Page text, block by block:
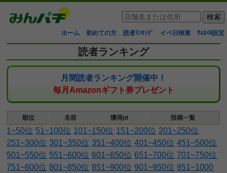
ホーム 初めての方 読者ﾗﾝｷﾝｸﾞ イベ日検索 ｻﾑﾈｲﾙ設定
読者ランキング
月間読者ランキング開催中！
毎月Amazonギフト券プレゼント
順位 名前 獲得pt 投稿一覧
1~50位 51~100位 101~150位 151~200位 201~250位
251~300位 301~350位 351~400位 401~450位 451~500位
501~550位 551~600位 601~650位 651~700位 701~750位
751~800位 801~850位 851~900位 901~950位 951~1000